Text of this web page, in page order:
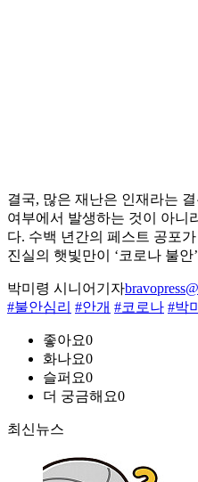
결국, 많은 재난은 인재라는
여부에서 발생하는 것이 아니
다. 수백 년간의 페스트 공포
진실의 햇빛만이 ‘코로나 불
박미령 시니어기자
#불안심리 #안개 #코로나 #박
좋아요0
화나요0
슬퍼요0
더 궁금해요0
최신뉴스